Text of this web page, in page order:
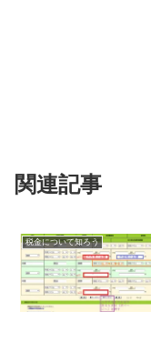
関連記事
税金について知ろう